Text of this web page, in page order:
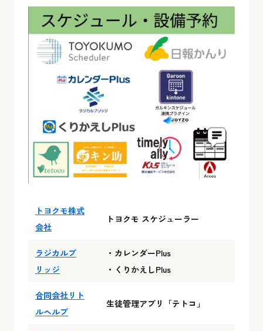
トヨクモ株式
会社
トヨクモ スケジューラー
ラジカルブ
リッジ
・カレンダーPlus
・くりかえしPlus
合同会社リト
ルヘルプ
生徒管理アプリ「テトコ」